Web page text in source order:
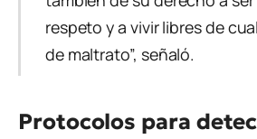
respeto y a vivir libres de
de maltrato”, señaló.
Protocolos para